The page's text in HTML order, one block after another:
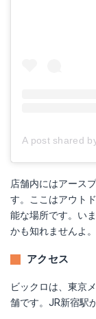
A post shared
店舗内にはアース
す。ここはアウト
能な場所です。い
かも知れませんよ。
アクセス
ビックロは、東京
舗です。JR新宿駅